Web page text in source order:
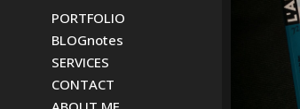
PORTFOLIO
BLOGnotes
SERVICES
CONTACT